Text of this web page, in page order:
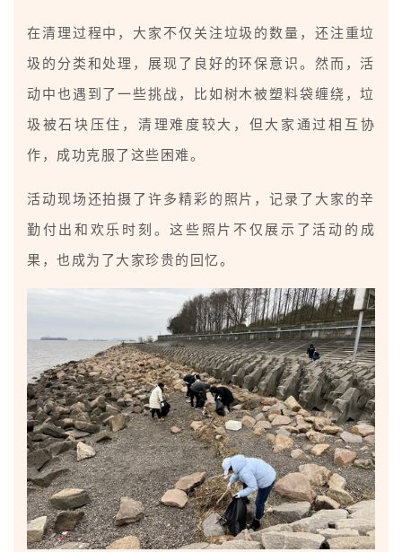
在清理过程中，大家不仅关注垃圾的数量，还注重垃
圾的分类和处理，展现了良好的环保意识。然而，活
动中也遇到了一些挑战，比如树木被塑料袋缠绕，垃
圾被石块压住，清理难度较大，但大家通过相互协
作，成功克服了这些困难。
活动现场还拍摄了许多精彩的照片，记录了大家的辛
勤付出和欢乐时刻。这些照片不仅展示了活动的成
果，也成为了大家珍贵的回忆。